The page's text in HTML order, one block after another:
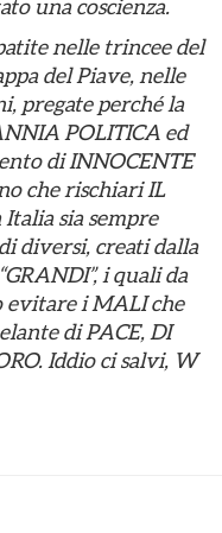
una coscienza.
nelle trincee del
del Piave, nelle
pregate perché la
POLITICA ed
di INNOCENTE
che rischiari IL
sia sempre
diversi, creati dalla
i quali da
evitare i MALI che
di PACE, DI
Iddio ci salvi, W